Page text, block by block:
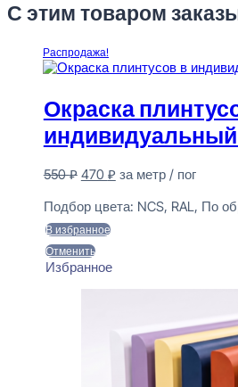
С этим товаром
Распродажа!
Окраска
индивидуальный
550₽ Первоначальная
составляла
550 ₽.
470 ₽Текущая
470 ₽.
за метр / пог
Подбор цвета: NCS, RAL, По
В избранное
Отменить
Избранное